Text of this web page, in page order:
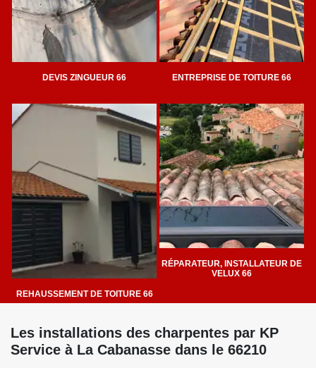
DEVIS ZINGUEUR 66 ENTREPRISE DE TOITURE 66
REHAUSSEMENT DE TOITURE 66
RÉPARATEUR, INSTALLATEUR DE
VELUX 66
Les installations des charpentes par KP
Service à La Cabanasse dans le 66210